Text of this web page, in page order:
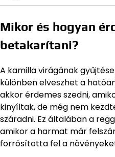
Mikor és hogyan
betakarítani?
A kamilla virágának
különben elveszhet a
akkor érdemes szedni,
kinyíltak, de még nem
száradni. Ez általában a
amikor a harmat már
forrósította fel a